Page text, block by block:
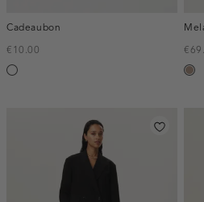
Cadeaubon
€10.00
Silver